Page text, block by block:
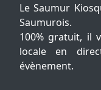
Le Saumur
Saumurois.
100% gratuit, il
locale en
évènement.